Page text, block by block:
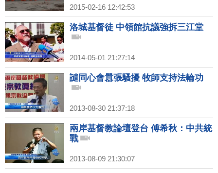
2015-02-16 12:42:53
洛城基督徒 中領館抗議強拆三江堂
2014-05-01 21:27:14
譴同心會囂張騷擾 牧師支持法輪功
2013-08-30 21:37:18
兩岸基督教論壇登台 傅希秋：中共統
戰
2013-08-09 21:30:07